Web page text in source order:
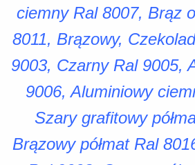
ciemny Ral 8007, Brąz
8011, Brązowy,
9003, Czarny Ral 9005,
9006, Aluminiowy
Szary grafitowy
Brązowy półmat Ral